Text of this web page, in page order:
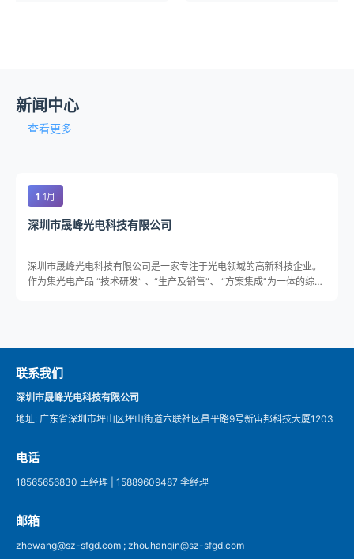
新闻中心
查看更多
1 1月
深圳市晟峰光电科技有限公司
深圳市晟峰光电科技有限公司是一家专注于光电领域的高新科技企业。
作为集光电产品 “技术研发” 、“生产及销售”、 “方案集成”为一体的综合
宗旨。
联系我们
深圳市晟峰光电科技有限公司
地址: 广东省深圳市坪山区坪山街道六联社区昌平路9号新宙邦科技大厦1203
电话
18565656830 王经理 | 15889609487 李经理
邮箱
zhewang@sz-sfgd.com ; zhouhanqin@sz-sfgd.com